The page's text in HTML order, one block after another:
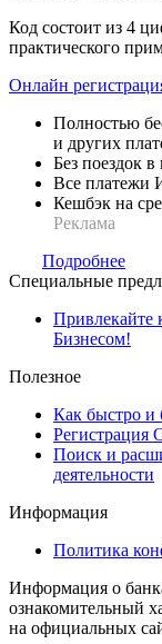
Код состоит из 4
практического
Онлайн
Полностью
и других
Без поездок
Все
Кешбэк на
Реклама
Подробнее
Специальные
Привлекайте
Бизнесом!
Полезное
Как быстро и
Поиск и
деятельности
Информация
Политика
Информация о
ознакомительный
на официальных